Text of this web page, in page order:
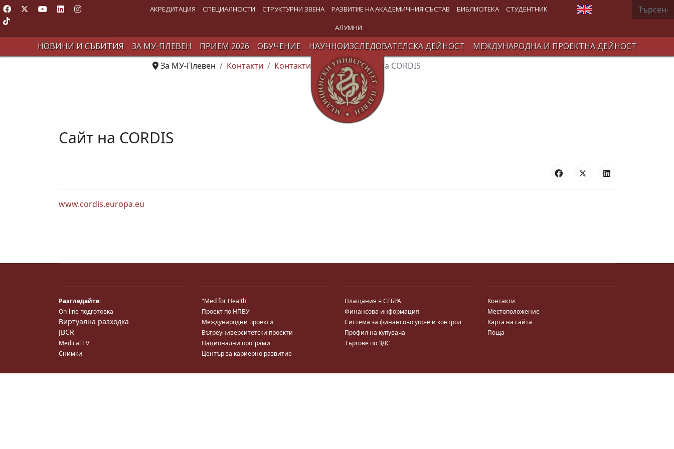
АКРЕДИТАЦИЯ СПЕЦИАЛНОСТИ СТРУКТУРНИ ЗВЕНА РАЗВИТИЕ НА АКАДЕМИЧНИЯ СЪСТАВ БИБЛИОТЕКА СТУДЕНТНИК
АЛУМНИ
Изберете език Търсене
НОВИНИ И СЪБИТИЯ ЗА МУ-ПЛЕВЕН ПРИЕМ 2026 ОБУЧЕНИЕ НАУЧНОИЗСЛЕДОВАТЕЛСКА ДЕЙНОСТ
МЕЖДУНАРОДНА И ПРОЕКТНА ДЕЙНОСТ
За МУ-Плевен
Контакти Контакти и връзки Сайт на CORDIS
Сайт на CORDIS
www.cordis.europa.eu
Разгледайте:
On-line подготовка
Виртуална разходка
JBCR
Medical TV
Снимки
"Med for Health"
Проект по НПВУ
Международни проекти
Вътреуниверситетски проекти
Национални програми
Център за кариерно развитие
Плащания в СЕБРА
Финансова информация
Система за финансово упр-е и контрол
Профил на купувача
Търгове по ЗДС
Контакти
Местоположение
Карта на сайта
Поща